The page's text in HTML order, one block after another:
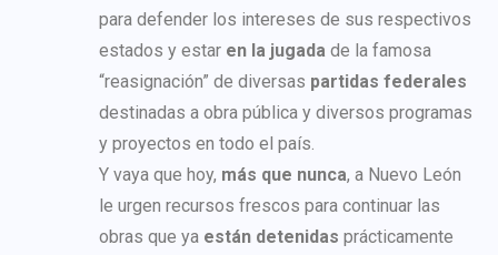
para defender los intereses de sus respectivos
estados y estar en la jugada de la famosa
“reasignación” de diversas partidas federales
destinadas a obra pública y diversos programas
y proyectos en todo el país.
Y vaya que hoy, más que nunca, a Nuevo León
le urgen recursos frescos para continuar las
obras que ya están detenidas prácticamente